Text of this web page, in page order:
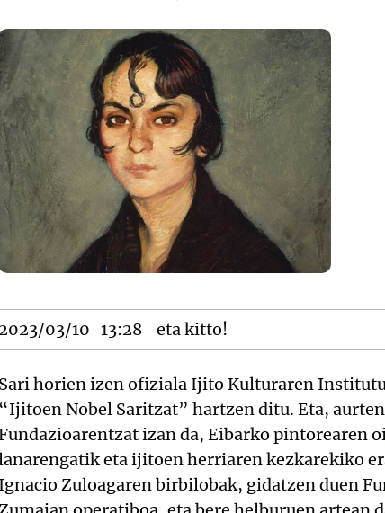
2023/03/10 13:28 eta kitto!
Sari horien izen ofiziala Ijito Kulturaren
“Ijitoen Nobel Saritzat” hartzen ditu. Eta,
izan da, Eibarko pintorearen
eta ijitoen herriaren kezkarekiko
Ignacio Zuloagaren birbilobak, gidatzen duen